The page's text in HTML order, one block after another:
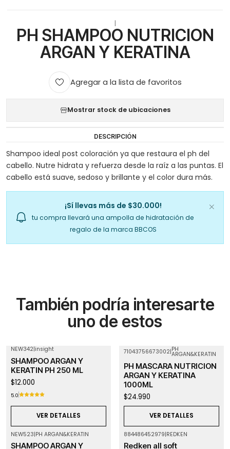
PH SHAMPOO NUTRICION
ARGAN Y KERATINA
Agregar a la lista de favoritos
Mostrar stock de ubicaciones
DESCRIPCIÓN
Shampoo ideal post coloración ya que restaura el ph del
cabello. Nutre hidrata y refuerza desde la raíz a las puntas. El
cabello está suave, sedoso y brillante y el color dura más.
¡Sí llevas más de $30.000!
tu compra llevará una ampolla de hidratación de
regalo de la marca BBCOS
También podría interesarte
uno de estos
NEW342|insight
SHAMPOO ARGAN Y
KERATIN PH 250 ML
$12.000
5.0
VER DETALLES
Agotado
71043756673002|PH
ARGAN&KERATIN
PH MASCARA NUTRICION
ARGAN Y KERATINA
1000ML
$24.990
VER DETALLES
NEW523|PH ARGAN&KERATIN
SHAMPOO ARGAN Y
884486452979|REDKEN
Redken all soft